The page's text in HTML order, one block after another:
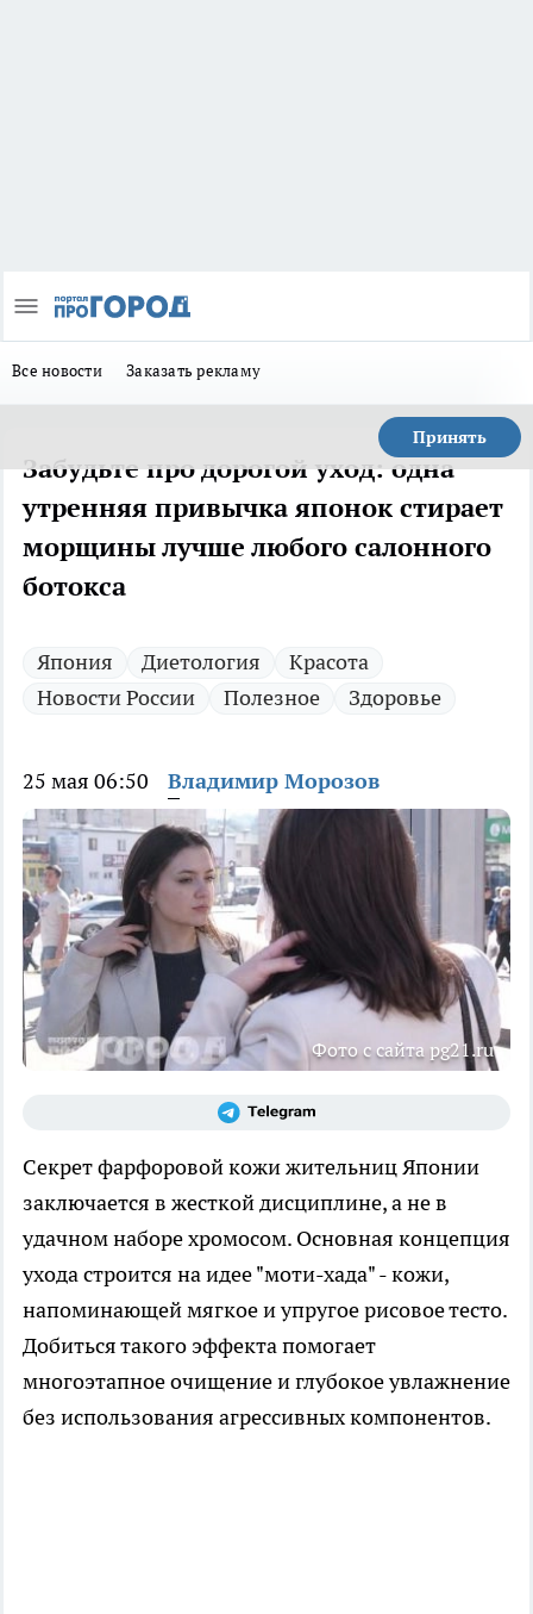
Все новости Заказать рекламу
Принять
Забудьте про дорогой уход: одна
утренняя привычка японок стирает
морщины лучше любого салонного
ботокса
Япония Диетология
Красота
Новости России
Полезное Здоровье
25 мая 06:50 Владимир Морозов
Фото с сайта pg21.ru
Секрет фарфоровой кожи жительниц Японии
заключается в жесткой дисциплине, а не в
удачном наборе хромосом. Основная концепция
ухода строится на идее "моти-хада" - кожи,
напоминающей мягкое и упругое рисовое тесто.
Добиться такого эффекта помогает
многоэтапное очищение и глубокое увлажнение
без использования агрессивных компонентов.